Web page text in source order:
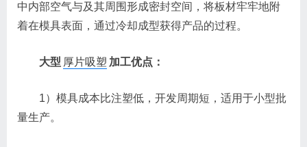
中内部空气与及其周围形成密封空间，将板材牢牢地附
着在模具表面，通过冷却成型获得产品的过程。
大型 厚片吸塑 加工优点：
1）模具成本比注塑低，开发周期短，适用于小型批
量生产。